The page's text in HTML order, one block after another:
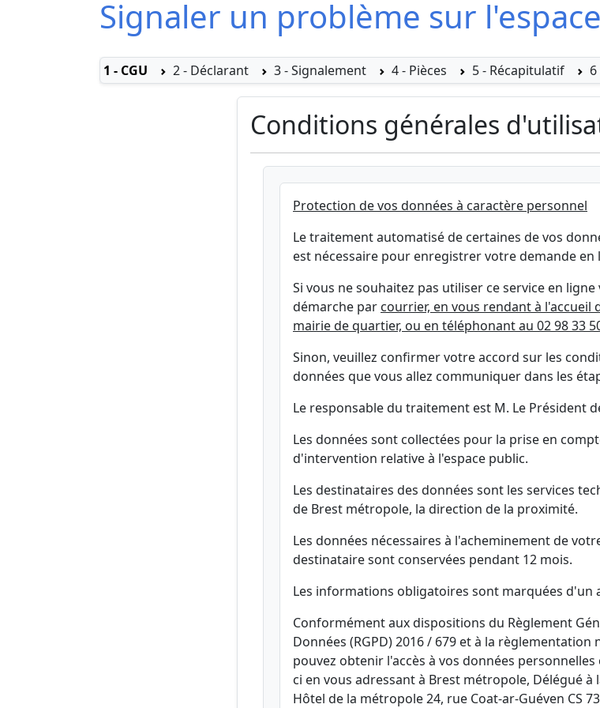
Signaler un problème sur
1 - CGU 2 - Déclarant 3 - Signalement 4 - Pièces 5 - Récapitulatif
Conditions générales
Protection de vos données à caractère personnel
Le traitement automatisé de certaines de vos
est nécessaire pour enregistrer votre demande en
Si vous ne souhaitez pas utiliser ce service en
démarche par courrier, en vous rendant à l'accueil
mairie de quartier, ou en téléphonant au 02 98 33
Sinon, veuillez confirmer votre accord sur les
données que vous allez communiquer dans les
Le responsable du traitement est M. Le Président
Les données sont collectées pour la prise en
d'intervention relative à l'espace public.
Les destinataires des données sont les services
de Brest métropole, la direction de la proximité.
Les données nécessaires à l'acheminement de
destinataire sont conservées pendant 12 mois.
Les informations obligatoires sont marquées d'un
Conformément aux dispositions du Règlement
Données (RGPD) 2016 / 679 et à la règlementation
pouvez obtenir l'accès à vos données
ci en vous adressant à Brest métropole, Délégué
Hôtel de la métropole 24, rue Coat-ar-Guéven CS